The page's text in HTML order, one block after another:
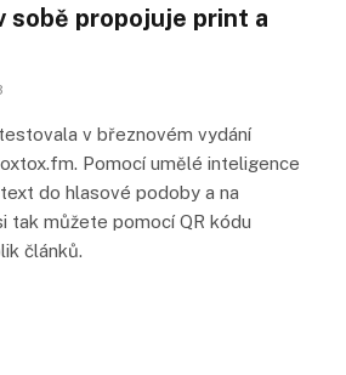
sobě propojuje print a
v březnovém vydání
Pomocí umělé inteligence
do hlasové podoby a na
tak můžete pomocí QR kódu
článků.